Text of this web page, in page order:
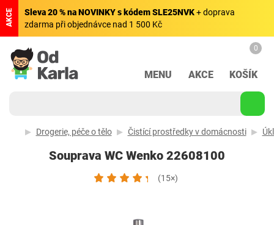
AKCE Sleva 20 % na NOVINKY s kódem SLE25NVK+ doprava
zdarma při objednávce nad 1 500 Kč
MENU AKCE
0
KOŠÍK
Drogerie, péče o tělo Čistící prostředky v domácnosti
Souprava WC Wenko 22608100
(15×)